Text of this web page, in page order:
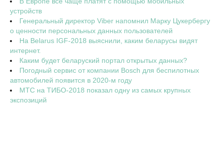
устройств
Генеральный директор Viber напомнил Марку Цукербергу
о ценности персональных данных пользователей
На Belarus IGF-2018 выяснили, каким беларусы видят
интернет.
Каким будет беларуский портал открытых данных?
Погодный сервис от компании Bosch для беспилотных
автомобилей появится в 2020-м году
МТС на ТИБО-2018 показал одну из самых крупных
экспозиций